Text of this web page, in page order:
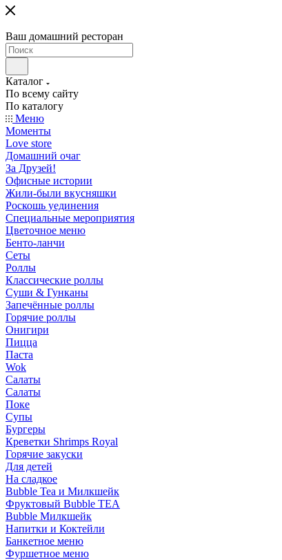
Ваш домашний ресторан
Каталог
По всему сайту
По каталогу
Меню
Моменты
Love store
Домашний очаг
За Друзей!
Офисные истории
Жили-были вкусняшки
Роскошь уединения
Специальные мероприятия
Цветочное меню
Бенто-ланчи
Сеты
Роллы
Классические роллы
Суши & Гунканы
Запечённые роллы
Горячие роллы
Онигири
Пицца
Паста
Wok
Салаты
Салаты
Поке
Супы
Бургеры
Креветки Shrimps Royal
Горячие закуски
Для детей
На сладкое
Bubble Tea и Милкшейк
Фруктовый Bubble TEA
Bubble Милкшейк
Напитки и Коктейли
Банкетное меню
Фуршетное меню